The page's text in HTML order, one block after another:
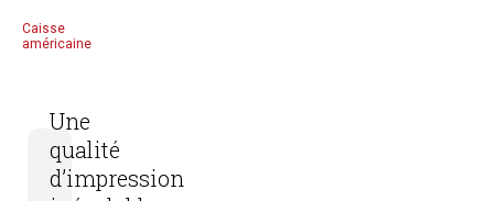
Caisse
américaine
Une
qualité
d’impression